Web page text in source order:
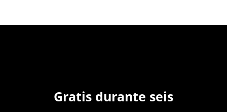
Gratis durante seis